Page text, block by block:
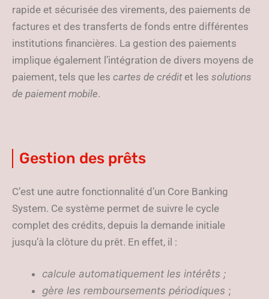
rapide et sécurisée des virements, des paiements de
factures et des transferts de fonds entre différentes
institutions financières. La gestion des paiements
implique également l’intégration de divers moyens de
paiement, tels que les cartes de créditet les solutions
de paiement mobile.
Gestion des prêts
C’est une autre fonctionnalité d’un Core Banking
System. Ce système permet de suivre le cycle
complet des crédits, depuis la demande initiale
jusqu’à la clôture du prêt. En effet, il :
calcule automatiquement les intérêts ;
gère les remboursements périodiques ;